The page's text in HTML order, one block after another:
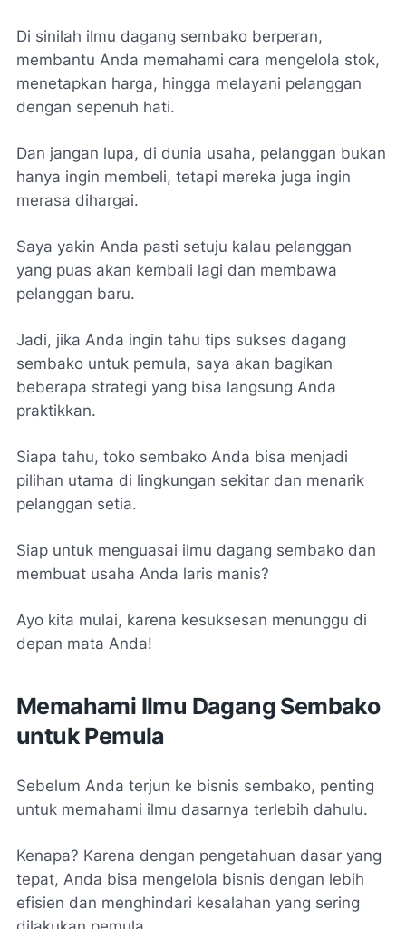
Di sinilah ilmu dagang sembako berperan,
membantu Anda memahami cara mengelola stok,
menetapkan harga, hingga melayani pelanggan
dengan sepenuh hati.
Dan jangan lupa, di dunia usaha, pelanggan bukan
hanya ingin membeli, tetapi mereka juga ingin
merasa dihargai.
Saya yakin Anda pasti setuju kalau pelanggan
yang puas akan kembali lagi dan membawa
pelanggan baru.
Jadi, jika Anda ingin tahu tips sukses dagang
sembako untuk pemula, saya akan bagikan
beberapa strategi yang bisa langsung Anda
praktikkan.
Siapa tahu, toko sembako Anda bisa menjadi
pilihan utama di lingkungan sekitar dan menarik
pelanggan setia.
Siap untuk menguasai ilmu dagang sembako dan
membuat usaha Anda laris manis?
Ayo kita mulai, karena kesuksesan menunggu di
depan mata Anda!
Memahami Ilmu Dagang Sembako
untuk Pemula
Sebelum Anda terjun ke bisnis sembako, penting
untuk memahami ilmu dasarnya terlebih dahulu.
Kenapa? Karena dengan pengetahuan dasar yang
tepat, Anda bisa mengelola bisnis dengan lebih
efisien dan menghindari kesalahan yang sering